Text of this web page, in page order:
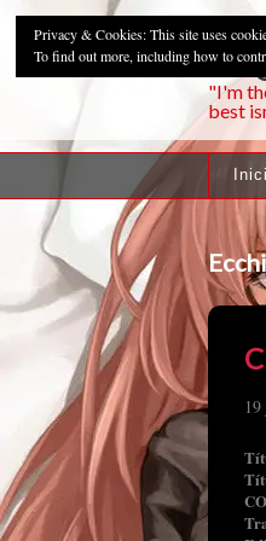
"I'm
best
Ecchi
Privacy & Cookies: This site uses
To find out more, including how to